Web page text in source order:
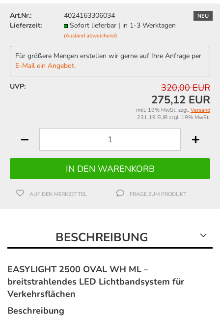
NEU
Art.Nr.:
4024163306034
Lieferzeit:
Sofort lieferbar | in 1-3 Werktagen
(Ausland abweichend)
Für größere Mengen erstellen wir gerne auf Ihre Anfrage per
E-Mail ein Angebot.
UVP: 320,00 EUR
275,12 EUR
inkl. 19% MwSt. zzgl. Versand
231,19 EUR zzgl. 19% MwSt.
AUF DEN MERKZETTEL FRAGE ZUM PRODUKT
BESCHREIBUNG
EASYLIGHT 2500 OVAL WH ML –
breitstrahlendes LED Lichtbandsystem für
Verkehrsflächen
Beschreibung